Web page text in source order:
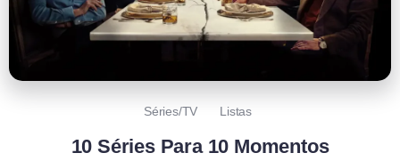
Séries/TV Listas
10 Séries Para 10 Momentos